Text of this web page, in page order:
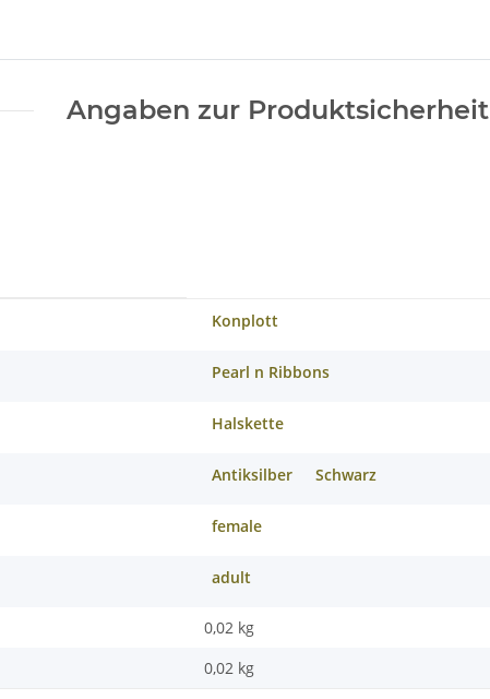
Angaben zur Produktsicherheit
Konplott
Pearl n Ribbons
Halskette
Antiksilber Schwarz
female
adult
0,02 kg
0,02 kg